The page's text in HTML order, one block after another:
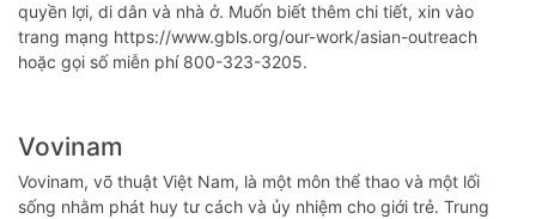
quyền lợi, di dân và nhà ở. Muốn biết thêm chi tiết, xin vào
trang mạng https://www.gbls.org/our-work/asian-outreach
hoặc gọi số miễn phí 800-323-3205.
Vovinam
Vovinam, võ thuật Việt Nam, là một môn thể thao và một lối
sống nhằm phát huy tư cách và ủy nhiệm cho giới trẻ. Trung